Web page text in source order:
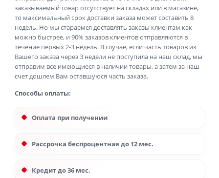
заказываемый товар отсутствует на складах или в магазине,
то максимальный срок доставки заказа может составить 8
недель. Но мы стараемся доставлять заказы клиентам как
можно быстрее, и 90% заказов клиентов отправляются в
течение первых 2-3 недель. В случае, если часть товаров из
Вашего заказа через 3 недели не поступила на наш склад, мы
отправим все имеющиеся в наличии товары, а затем за наш
счет дошлем Вам оставшуюся часть заказа.
Способы оплаты:
Оплата при получении
Рассрочка беспроцентная до 12 мес.
Кредит до 36 мес.